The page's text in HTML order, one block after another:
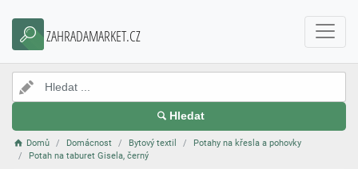
ZAHRADAMARKET.CZ
Hledat
Domů Domácnost Bytový textil
Potahy na křesla a pohovky
Potah na taburet Gisela, černý